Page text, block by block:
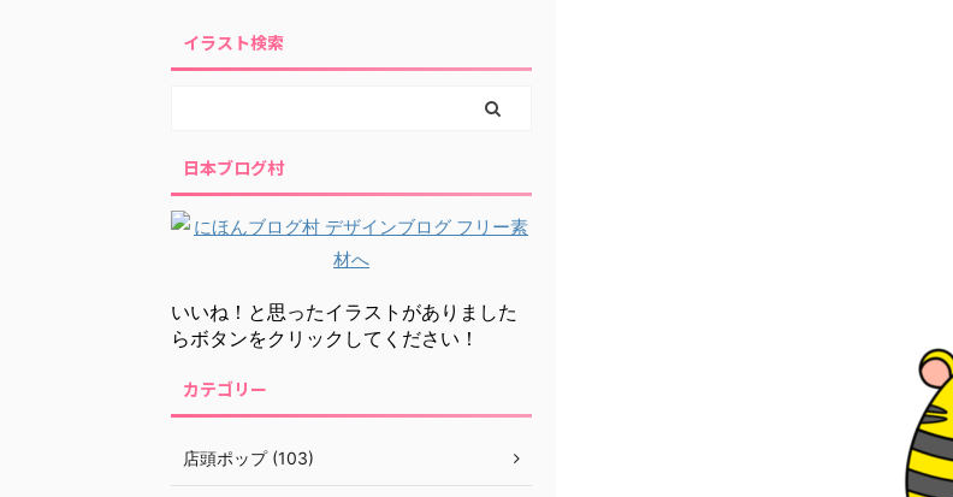
イラスト検索
日本ブログ村
いいね！と思ったイラストがありました
らボタンをクリックしてください！
カテゴリー
店頭ポップ (103)